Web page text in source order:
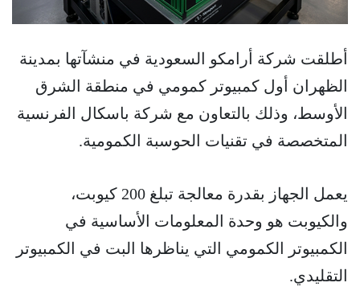
أطلقت شركة أرامكو السعودية في منشآتها بمدينة
الظهران أول كمبيوتر كمومي في منطقة الشرق
الأوسط، وذلك بالتعاون مع شركة باسكال الفرنسية
المتخصصة في تقنيات الحوسبة الكمومية.
يعمل الجهاز بقدرة معالجة تبلغ 200 كيوبت،
والكيوبت هو وحدة المعلومات الأساسية في
الكمبيوتر الكمومي التي يناظرها البت في الكمبيوتر
التقليدي.